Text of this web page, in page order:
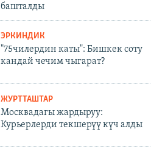
башталды
ЭРКИНДИК
"75чилердин каты": Бишкек соту
кандай чечим чыгарат?
ЖУРТТАШТАР
Москвадагы жардыруу:
Курьерлерди текшерүү күч алды